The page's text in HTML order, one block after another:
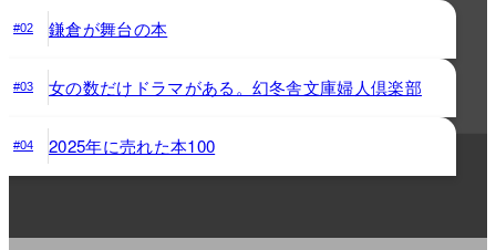
#02 鎌倉が舞台の本
#03 女の数だけドラマがある。幻冬舎文庫婦人倶楽部
#04 2025年に売れた本100